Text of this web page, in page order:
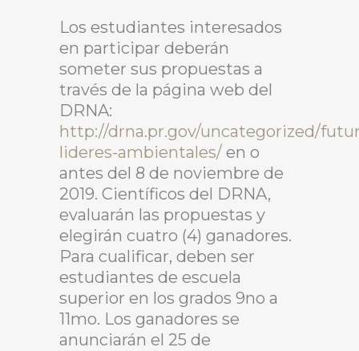
Los estudiantes interesados
en participar deberán
someter sus propuestas a
través de la página web del
DRNA:
http://drna.pr.gov/uncategorized/
lideres-ambientales/ en o
antes del 8 de noviembre de
2019. Científicos del DRNA,
evaluarán las propuestas y
elegirán cuatro (4) ganadores.
Para cualificar, deben ser
estudiantes de escuela
superior en los grados 9no a
11mo. Los ganadores se
anunciarán el 25 de